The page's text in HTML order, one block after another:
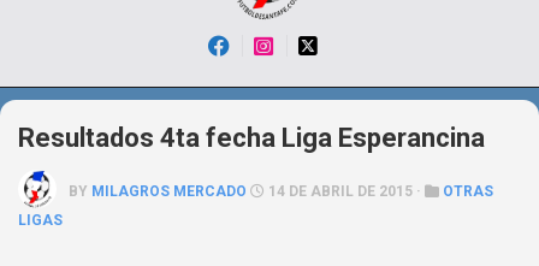
Resultados 4ta fecha Liga Esperancina
BY MILAGROS MERCADO 14 DE ABRIL DE 2015 ·
OTRAS
LIGAS